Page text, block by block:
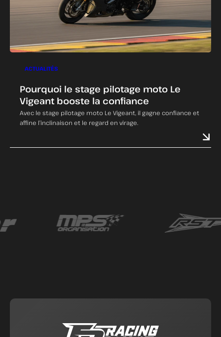
ACTUALITÉS
Pourquoi le stage pilotage moto Le
Vigeant booste la confiance
Avec le stage pilotage moto Le Vigeant, il gagne confiance et
affine l’inclinaison et le regard en virage.